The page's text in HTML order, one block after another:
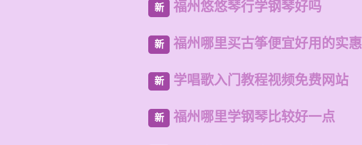
新 福州悠悠琴行学钢琴好吗
新 福州哪里买古筝便宜好用的实惠
新 学唱歌入门教程视频免费网站
新 福州哪里学钢琴比较好一点